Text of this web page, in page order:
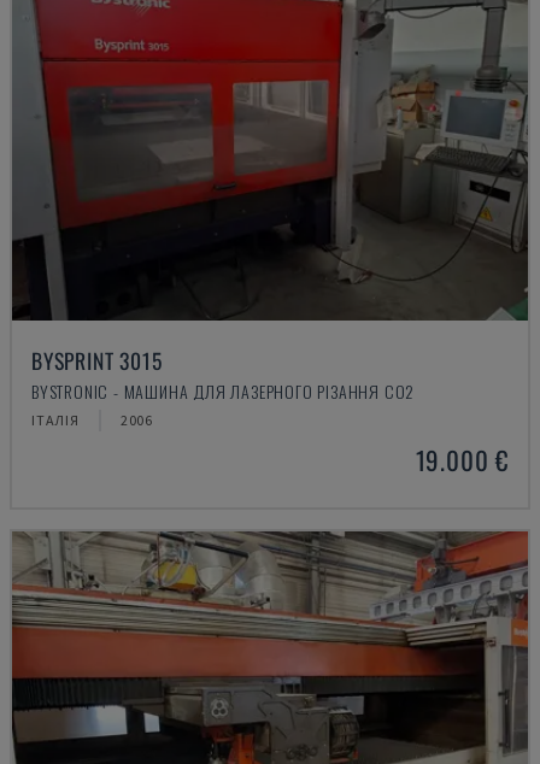
BYSPRINT 3015
BYSTRONIC - МАШИНА ДЛЯ ЛАЗЕРНОГО РІЗАННЯ CO2
ІТАЛІЯ 2006
19.000 €